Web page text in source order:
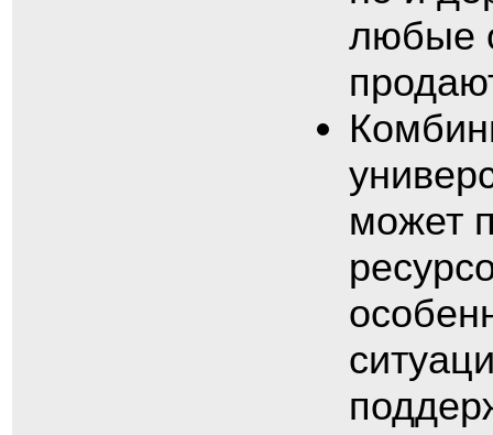
любые
может